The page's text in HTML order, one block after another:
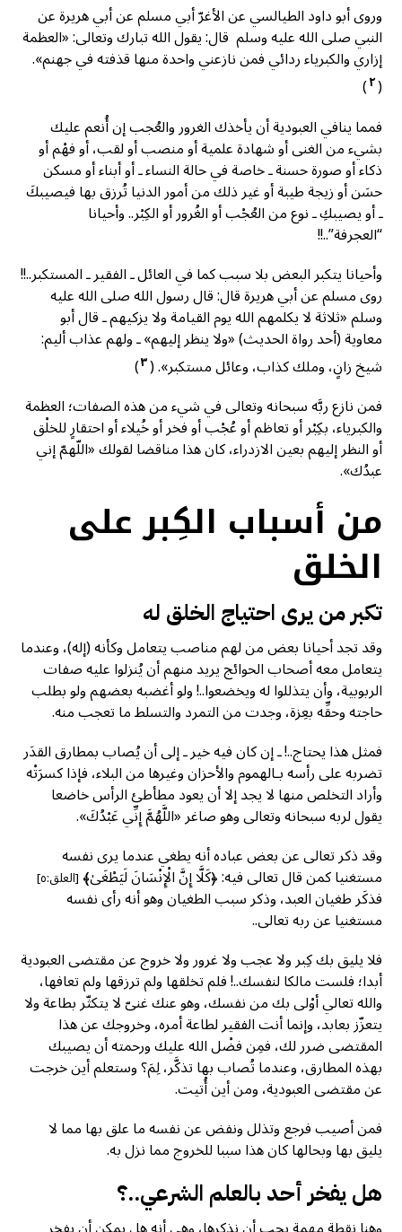
وروى أبو داود الطيالسي عن الأغرّ أبي مسلم عن أبي هريرة عن
النبي صلى الله عليه وسلم قال: يقول الله تبارك وتعالى: «العظمة
إزاري والكبرياء ردائي فمن نازعني واحدة منها قذفته في جهنم».
(٢)
فمما ينافي العبودية أن يأخذك الغرور والعُجب إن أُنعم عليك
بشيء من الغنى أو شهادة علمية أو منصب أو لقب، أو فهْم أو
ذكاء أو صورة حسنة ـ خاصة في حالة النساء ـ أو أبناء أو مسكن
حسَن أو زيجة طيبة أو غير ذلك من أمور الدنيا تُرزق بها فيصيبكَ
ـ أو يصيبكِ ـ نوع من العُجْب أو الغُرور أو الكِبْر.. وأحيانا
“العجرفة”..!!
وأحيانا يتكبر البعض بلا سبب كما في العائل ـ الفقير ـ المستكبر..!!
روى مسلم عن أبي هريرة قال: قال رسول الله صلى الله عليه
وسلم «ثلاثة لا يكلمهم الله يوم القيامة ولا يزكيهم ـ قال أبو
معاوية (أحد رواة الحديث) «ولا ينظر إليهم» ـ ولهم عذاب أليم:
شيخ زانٍ، وملك كذاب، وعائل مستكبر». (٣)
فمن نازع ربَّه سبحانه وتعالى في شيء من هذه الصفات؛ العظمة
والكبرياء، بكِبْر أو تعاظم أو عُجْب أو فخر أو خُيلاء أو احتقارٍ للخلْق
أو النظر إليهم بعين الازدراء، كان هذا مناقضا لقولك «اللّهمّ إني
عبدُك».
من أسباب الكِبر على
الخلق
تكبر من يرى احتياج الخلق له
وقد تجد أحيانا بعض من لهم مناصب يتعامل وكأنه (إله)، وعندما
يتعامل معه أصحاب الحوائج يريد منهم أن يُنزلوا عليه صفات
الربوبية، وأن يتذللوا له ويخضعوا..! ولو أغضبه بعضهم ولو بطلب
حاجته وحقِّه بعِزة، وجدت من التمرد والتسلط ما تعجب منه.
فمثل هذا يحتاج..! ـ إن كان فيه خير ـ إلى أن يُصاب بمطارق القدَر
تضربه على رأسه بـالهموم والأحزان وغيرها من البلاء، فإذا كسرَتْه
وأراد التخلص منها لا يجد إلا أن يعود مطأطئ الرأس خاضعا
يقول لربه سبحانه وتعالى وهو صاغر «اللَّهُمَّ إِنِّي عَبْدُكَ».
وقد ذكر تعالى عن بعض عباده أنه يطغي عندما يرى نفسه
مستغنيا كمن قال تعالى فيه: ﴿كَلَّا إِنَّ الْإِنْسَانَ لَيَطْغَىٰ﴾[العلق:٥]
فذكَر طغيان العبد، وذكر سبب الطغيان وهو أنه رأى نفسه
مستغنيا عن ربه تعالى..
فلا يليق بك كِبر ولا عجب ولا غرور ولا خروج عن مقتضى العبودية
أبدا؛ فلست مالكا لنفسك..! فلم تخلقها ولم ترزقها ولم تعافها،
والله تعالي أوْلى بك من نفسك، وهو عنك غنىّ لا يتكثّر بطاعة ولا
يتعزّز بعابد، وإنما أنت الفقير لطاعة أمره، وخروجك عن هذا
المقتضى ضرر لك، فمِن فضْل الله عليك ورحمته أن يصيبك
بهذه المطارق، وعندما تُصاب بها تذكَّر، لِمَ؟ وستعلم أين خرجت
عن مقتضى العبودية، ومن أين أُتيت.
فمن أصيب فرجع وتذلل ونفض عن نفسه ما علق بها مما لا
يليق بها وبحالها كان هذا سببا للخروج مما نزل به.
هل يفخر أحد بالعلم الشرعي..؟